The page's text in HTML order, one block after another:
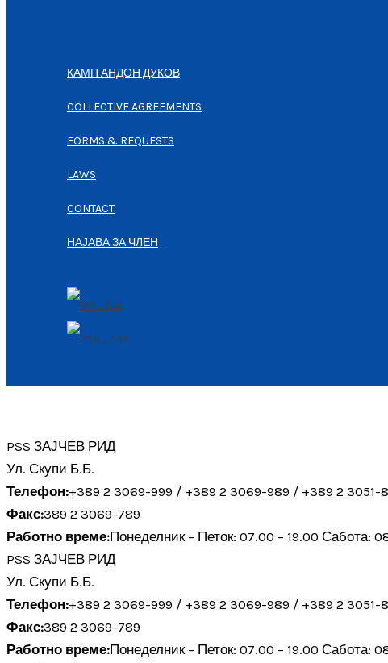
КАМП АНДОН ДУКОВ
COLLECTIVE AGREEMENTS
FORMS & REQUESTS
LAWS
CONTACT
НАЈАВА ЗА ЧЛЕН
PSS ЗАЈЧЕВ РИД
Ул. Скупи Б.Б.
Телефон:+389 2 3069-999 / +389 2 3069-989 / +389 2 3051-
Факс:389 2 3069-789
Работно време:Понеделник – Петок: 07.00 – 19.00 Сабота:
PSS ЗАЈЧЕВ РИД
Ул. Скупи Б.Б.
Телефон:+389 2 3069-999 / +389 2 3069-989 / +389 2 3051-
Факс:389 2 3069-789
Работно време:Понеделник – Петок: 07.00 – 19.00 Сабота: